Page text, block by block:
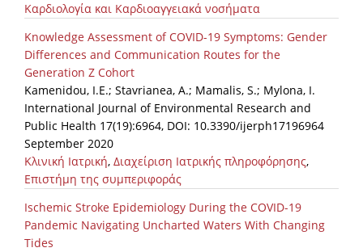
Καρδιολογία και Καρδιοαγγειακά νοσήματα
Knowledge Assessment of COVID-19 Symptoms: Gender
Differences and Communication Routes for the
Generation Z Cohort
Kamenidou, I.E.; Stavrianea, A.; Mamalis, S.; Mylona, I.
International Journal of Environmental Research and
Public Health 17(19):6964, DOI: 10.3390/ijerph17196964
September 2020
Κλινική Ιατρική, Διαχείριση Ιατρικής πληροφόρησης,
Επιστήμη της συμπεριφοράς
Ischemic Stroke Epidemiology During the COVID-19
Pandemic Navigating Uncharted Waters With Changing
Tides